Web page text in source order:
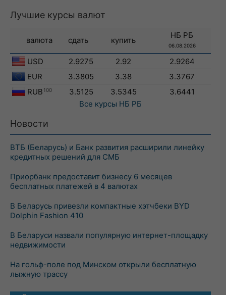
Лучшие курсы валют
валюта сдать купить
НБ РБ
06.08.2026
USD 2.9275 2.92
2.9264
EUR
3.3805 3.38
3.3767
RUB 100 3.5125 3.5345
3.6441
Все курсы НБ РБ
Новости
ВТБ (Беларусь) и Банк развития расширили линейку
кредитных решений для СМБ
Приорбанк предоставит бизнесу 6 месяцев
бесплатных платежей в 4 валютах
В Беларусь привезли компактные хэтчбеки BYD
Dolphin Fashion 410
В Беларуси назвали популярную интернет-площадку
недвижимости
На гольф-поле под Минском открыли бесплатную
лыжную трассу